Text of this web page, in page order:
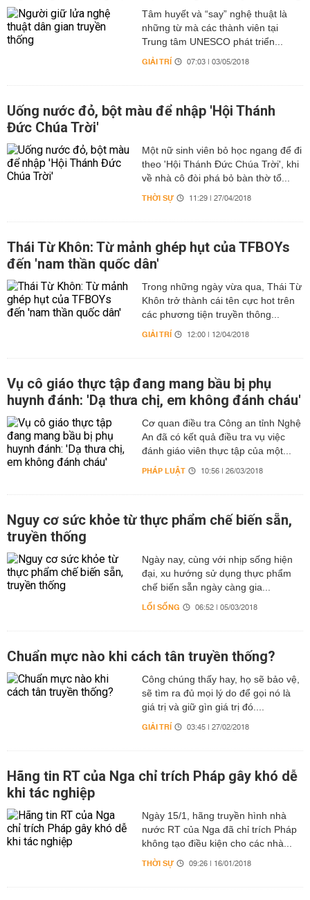
Tâm huyết và “say” nghệ thuật là
những từ mà các thành viên tại
Trung tâm UNESCO phát triển...
GIẢI TRÍ 07:03 | 03/05/2018
Uống nước đỏ, bột màu để nhập 'Hội Thánh
Đức Chúa Trời'
Một nữ sinh viên bỏ học ngang để đi
theo 'Hội Thánh Đức Chúa Trời', khi
về nhà cô đòi phá bỏ bàn thờ tổ...
THỜI SỰ 11:29 | 27/04/2018
Thái Từ Khôn: Từ mảnh ghép hụt của TFBOYs
đến 'nam thần quốc dân'
Trong những ngày vừa qua, Thái Từ
Khôn trở thành cái tên cực hot trên
các phương tiện truyền thông...
GIẢI TRÍ 12:00 | 12/04/2018
Vụ cô giáo thực tập đang mang bầu bị phụ
huynh đánh: 'Dạ thưa chị, em không đánh cháu'
Cơ quan điều tra Công an tỉnh Nghệ
An đã có kết quả điều tra vụ việc
đánh giáo viên thực tập của một...
PHÁP LUẬT 10:56 | 26/03/2018
Nguy cơ sức khỏe từ thực phẩm chế biến sẵn,
truyền thống
Ngày nay, cùng với nhịp sống hiện
đại, xu hướng sử dụng thực phẩm
chế biến sẵn ngày càng gia...
LỐI SỐNG 06:52 | 05/03/2018
Chuẩn mực nào khi cách tân truyền thống?
Công chúng thấy hay, họ sẽ bảo vệ,
sẽ tìm ra đủ mọi lý do để gọi nó là
giá trị và giữ gìn giá trị đó....
GIẢI TRÍ 03:45 | 27/02/2018
Hãng tin RT của Nga chỉ trích Pháp gây khó dễ
khi tác nghiệp
Ngày 15/1, hãng truyền hình nhà
nước RT của Nga đã chỉ trích Pháp
không tạo điều kiện cho các nhà...
THỜI SỰ 09:26 | 16/01/2018